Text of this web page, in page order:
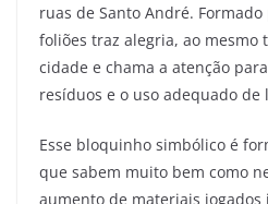
ruas de Santo André.
foliões traz alegria, ao mesmo
cidade e chama a atenção
resíduos e o uso adequado de
Esse bloquinho simbólico é
que sabem muito bem como
aumento de materiais